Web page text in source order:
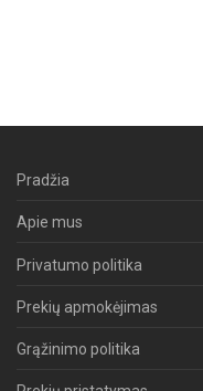
Pradžia
Apie mus
Privatumo politika
Prekių apmokėjimas
Grąžinimo politika